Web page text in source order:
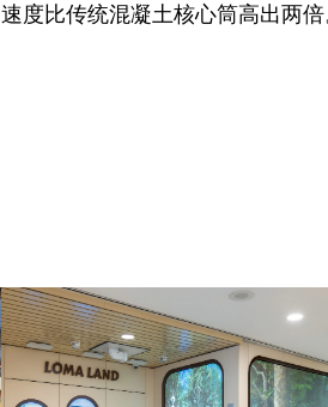
速度比传统混凝土核心筒高出两倍